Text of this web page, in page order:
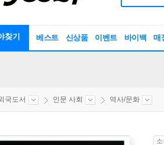
찾기 베스트 신상품 이벤트 바이백 매
국도서 인문 사회 역사/문화